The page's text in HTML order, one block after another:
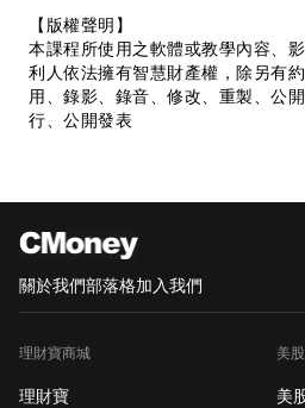
【版權聲明】
本課程所使用之軟體或教學內容、
利人依法擁有智慧財產權，除另有
用、錄影、錄音、修改、重製、公
行、公開發表
關於我們部落格加入我們
理財寶商城
理財寶
美
美